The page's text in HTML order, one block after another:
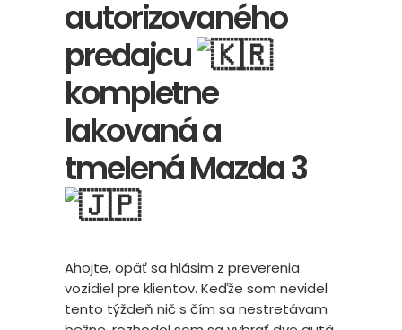
autorizovaného
predajcu
kompletne
lakovaná a
tmelená Mazda 3
Ahojte, opäť sa hlásim z preverenia
vozidiel pre klientov. Keďže som nevidel
tento týždeň nič s čím sa nestretávam